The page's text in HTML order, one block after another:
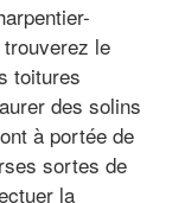
le
toitures
des solins
à portée de
sortes de
la